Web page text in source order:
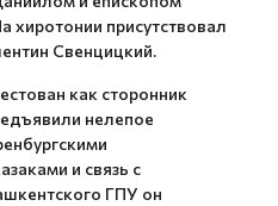
хиротонии присутствовал
Свенцицкий.
как сторонник
нелепое
и связь с
ГПУ он